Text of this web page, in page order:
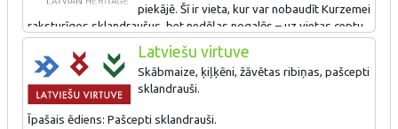
piekājē. Šī ir vieta, kur var nobaudīt Kurzemei
raksturīgos sklandraušus, bet nedēļas nogalēs – uz vietas ceptu
maizi. Vasarās tūristu grupas (iepriekš piesakoties) uz āra
kamīna var piedalīties suitu ēdienu gatavošanas procesā.
Dižgabalkalns ir kuršu pilskalns (8 m augsts), no kura plakuma
(54 x 22 m) paveras labs skats uz Alsungas centru.
Latviešu virtuve
Skābmaize, ķiļķēni, žāvētas ribiņas, pašcepti
sklandrauši.
Īpašais ēdiens: Pašcepti sklandrauši.